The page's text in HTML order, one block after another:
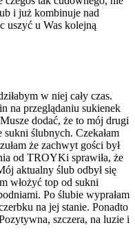
i już kombinuje nad
uszyć u Was kolejną
w niej cały czas.
na przeglądaniu sukienek
dodać, że to mój drugi
ślubnych. Czekałam
że zachwyt gości był
od TROYKi sprawiła, że
aktualny ślub odbył się
włożyć top od sukni
Po ślubie wyprałam
na jej stanie. Ponadto
szczera, na luzie i